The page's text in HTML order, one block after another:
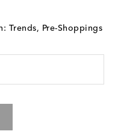
Trends, Pre-Shoppings